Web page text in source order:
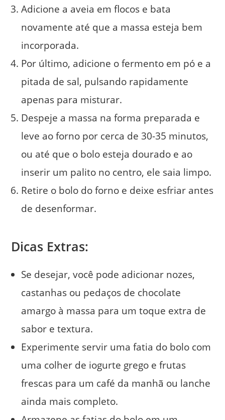
Adicione a aveia em flocos e bata
novamente até que a massa esteja bem
incorporada.
Por último, adicione o fermento em pó e a
pitada de sal, pulsando rapidamente
apenas para misturar.
Despeje a massa na forma preparada e
leve ao forno por cerca de 30-35 minutos,
ou até que o bolo esteja dourado e ao
inserir um palito no centro, ele saia limpo.
Retire o bolo do forno e deixe esfriar antes
de desenformar.
Dicas Extras:
Se desejar, você pode adicionar nozes,
castanhas ou pedaços de chocolate
amargo à massa para um toque extra de
sabor e textura.
Experimente servir uma fatia do bolo com
uma colher de iogurte grego e frutas
frescas para um café da manhã ou lanche
ainda mais completo.